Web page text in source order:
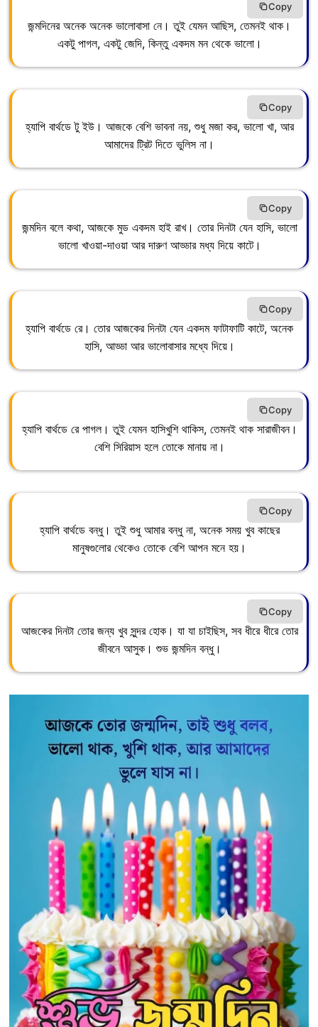
জন্মদিনের অনেক অনেক ভালোবাসা নে। তুই যেমন আছিস, তেমনই থাক।
একটু পাগল, একটু জেদি, কিন্তু একদম মন থেকে ভালো।
Copy
হ্যাপি বার্থডে টু ইউ। আজকে বেশি ভাবনা নয়, শুধু মজা কর, ভালো খা, আর
আমাদের ট্রিট দিতে ভুলিস না।
Copy
জন্মদিন বলে কথা, আজকে মুড একদম হাই রাখ। তোর দিনটা যেন হাসি, ভালো
ভালো খাওয়া-দাওয়া আর দারুণ আড্ডার মধ্য দিয়ে কাটে।
Copy
হ্যাপি বার্থডে রে। তোর আজকের দিনটা যেন একদম ফাটাফাটি কাটে, অনেক
হাসি, আড্ডা আর ভালোবাসার মধ্যে দিয়ে।
Copy
হ্যাপি বার্থডে রে পাগল। তুই যেমন হাসিখুশি থাকিস, তেমনই থাক সারাজীবন।
বেশি সিরিয়াস হলে তোকে মানায় না।
Copy
হ্যাপি বার্থডে বন্ধু। তুই শুধু আমার বন্ধু না, অনেক সময় খুব কাছের
মানুষগুলোর থেকেও তোকে বেশি আপন মনে হয়।
Copy
আজকের দিনটা তোর জন্য খুব সুন্দর হোক। যা যা চাইছিস, সব ধীরে ধীরে তোর
জীবনে আসুক। শুভ জন্মদিন বন্ধু।
Copy